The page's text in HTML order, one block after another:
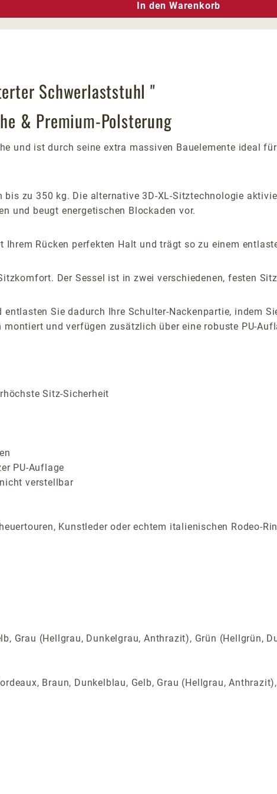
In den Warenkorb
Schwerlaststuhl "
& Premium-Polsterung
und ist durch seine extra massiven Bauelemente ideal
zu 350 kg. Die alternative 3D-XL-Sitztechnologie
und beugt energetischen Blockaden vor.
Rücken perfekten Halt und trägt so zu einem
Der Sessel ist in zwei verschiedenen, festen
Sie dadurch Ihre Schulter-Nackenpartie, indem
und verfügen zusätzlich über eine robuste PU-
Sitz-Sicherheit
PU-Auflage
verstellbar
Kunstleder oder echtem italienischen Rodeo-
Grau (Hellgrau, Dunkelgrau, Anthrazit), Grün (Hellgrün,
Braun, Dunkelblau, Gelb, Grau (Hellgrau,